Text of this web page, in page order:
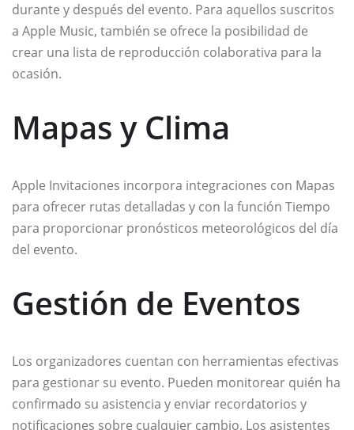
durante y después del evento. Para aquellos suscritos
a Apple Music, también se ofrece la posibilidad de
crear una lista de reproducción colaborativa para la
ocasión.
Mapas y Clima
Apple Invitaciones incorpora integraciones con Mapas
para ofrecer rutas detalladas y con la función Tiempo
para proporcionar pronósticos meteorológicos del día
del evento.
Gestión de Eventos
Los organizadores cuentan con herramientas efectivas
para gestionar su evento. Pueden monitorear quién ha
confirmado su asistencia y enviar recordatorios y
notificaciones sobre cualquier cambio. Los asistentes